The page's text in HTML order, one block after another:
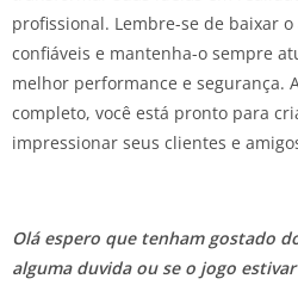
profissional. Lembre-se de baixar
confiáveis e mantenha-o sempre
melhor performance e segurança.
completo, você está pronto para
impressionar seus clientes e
Olá espero que tenham gostado
alguma duvida ou se o jogo